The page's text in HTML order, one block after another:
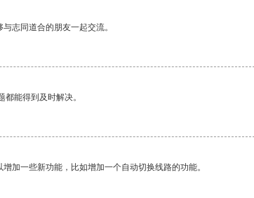
志同道合的朋友一起交流。
能得到及时解决。
加一些新功能，比如增加一个自动切换线路的功能。